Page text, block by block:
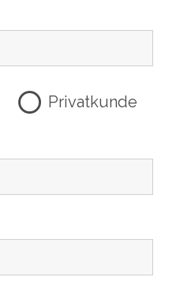
Privatkunde